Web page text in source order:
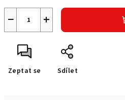
+
−
Zeptat se Sdílet